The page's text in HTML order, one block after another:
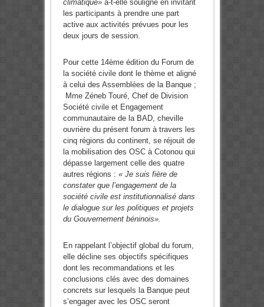
climatique»a-t-elle souligné en invitant
les participants à prendre une part
active aux activités prévues pour les
deux jours de session.
Pour cette 14ème édition du Forum de
la société civile dont le thème et aligné
à celui des Assemblées de la Banque ;
Mme Zéneb Touré, Chef de Division
Société civile et Engagement
communautaire de la BAD, cheville
ouvrière du présent forum à travers les
cinq régions du continent, se réjouit de
la mobilisation des OSC à Cotonou qui
dépasse largement celle des quatre
autres régions : « Je suis fière de
constater que l’engagement de la
société civile est institutionnalisé dans
le dialogue sur les politiques et projets
du Gouvernement béninois».
En rappelant l’objectif global du forum,
elle décline ses objectifs spécifiques
dont les recommandations et les
conclusions clés avec des domaines
concrets sur lesquels la Banque peut
s’engager avec les OSC seront